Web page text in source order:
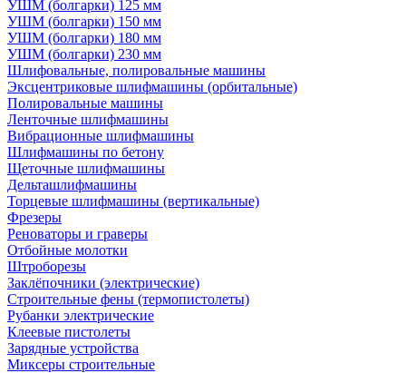
УШМ (болгарки) 125 мм
УШМ (болгарки) 150 мм
УШМ (болгарки) 180 мм
УШМ (болгарки) 230 мм
Шлифовальные, полировальные машины
Эксцентриковые шлифмашины (орбитальные)
Полировальные машины
Ленточные шлифмашины
Вибрационные шлифмашины
Шлифмашины по бетону
Щеточные шлифмашины
Дельташлифмашины
Торцевые шлифмашины (вертикальные)
Фрезеры
Реноваторы и граверы
Отбойные молотки
Штроборезы
Заклёпочники (электрические)
Строительные фены (термопистолеты)
Рубанки электрические
Клеевые пистолеты
Зарядные устройства
Миксеры строительные